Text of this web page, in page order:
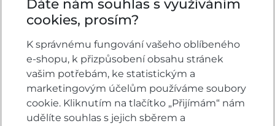
2 749 Kč KOUPIT 1 499 Kč
Dáte nám souhlas s využíváním
cookies, prosím?
K správnému fungování vašeho oblíbeného
e-shopu, k přizpůsobení obsahu stránek
vašim potřebám, ke statistickým a
marketingovým účelům používáme soubory
cookie. Kliknutím na tlačítko „Přijímám“ nám
udělíte souhlas s jejich sběrem a